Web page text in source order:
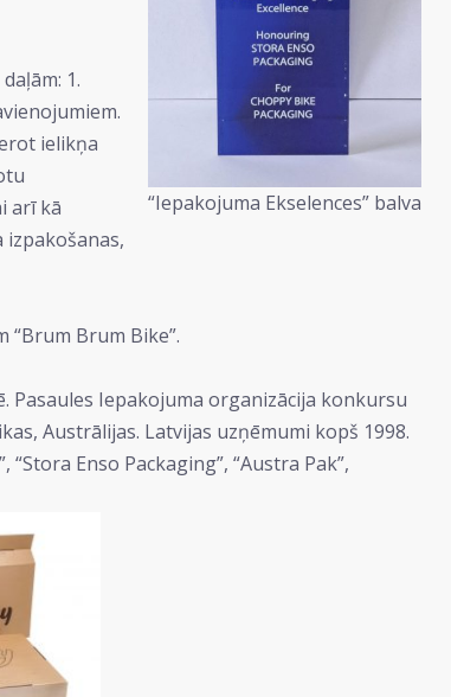
“Iepakojuma Ekselences” balva
1.
ielikņa
arī kā
“Brum Brum Bike”.
Pasaules Iepakojuma organizācija konkursu
Austrālijas. Latvijas uzņēmumi kopš 1998.
Enso Packaging”, “Austra Pak”,